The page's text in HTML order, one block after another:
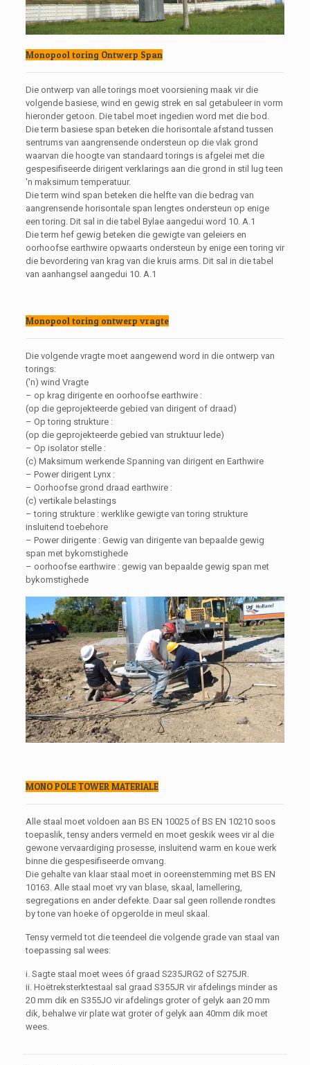
Monopool toring Ontwerp Span
Die ontwerp van alle torings moet voorsiening maak vir die
volgende basiese, wind en gewig strek en sal getabuleer in vorm
hieronder getoon. Die tabel moet ingedien word met die bod.
Die term basiese span beteken die horisontale afstand tussen
sentrums van aangrensende ondersteun op die vlak grond
waarvan die hoogte van standaard torings is afgelei met die
gespesifiseerde dirigent verklarings aan die grond in stil lug teen
'n maksimum temperatuur.
Die term wind span beteken die helfte van die bedrag van
aangrensende horisontale span lengtes ondersteun op enige
een toring. Dit sal in die tabel Bylae aangedui word 10. A.1
Die term hef gewig beteken die gewigte van geleiers en
oorhoofse earthwire opwaarts ondersteun by enige een toring vir
die bevordering van krag van die kruis arms. Dit sal in die tabel
van aanhangsel aangedui 10. A.1
Monopool toring ontwerp vragte
Die volgende vragte moet aangewend word in die ontwerp van
torings:
('n) wind Vragte
– op krag dirigente en oorhoofse earthwire :
(op die geprojekteerde gebied van dirigent of draad)
– Op toring strukture :
(op die geprojekteerde gebied van struktuur lede)
– Op isolator stelle :
(c) Maksimum werkende Spanning van dirigent en Earthwire
– Power dirigent Lynx :
– Oorhoofse grond draad earthwire :
(c) vertikale belastings
– toring strukture : werklike gewigte van toring strukture
insluitend toebehore
– Power dirigente : Gewig van dirigente van bepaalde gewig
span met bykomstighede
– oorhoofse earthwire : gewig van bepaalde gewig span met
bykomstighede
MONO POLE TOWER MATERIALE
Alle staal moet voldoen aan BS EN 10025 of BS EN 10210 soos
toepaslik, tensy anders vermeld en moet geskik wees vir al die
gewone vervaardiging prosesse, insluitend warm en koue werk
binne die gespesifiseerde omvang.
Die gehalte van klaar staal moet in ooreenstemming met BS EN
10163. Alle staal moet vry van blase, skaal, lamellering,
segregations en ander defekte. Daar sal geen rollende rondtes
by tone van hoeke of opgerolde in meul skaal.
Tensy vermeld tot die teendeel die volgende grade van staal van
toepassing sal wees:
i. Sagte staal moet wees óf graad S235JRG2 of S275JR.
ii. Hoëtreksterktestaal sal graad S355JR vir afdelings minder as
20 mm dik en S355JO vir afdelings groter of gelyk aan 20 mm
dik, behalwe vir plate wat groter of gelyk aan 40mm dik moet
wees.